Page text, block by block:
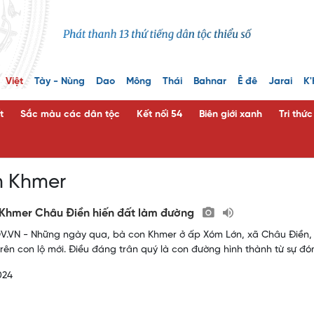
Việt Tày - Nùng Dao Mông Thái Bahnar Ê đê Jarai
Sắc màu các dân tộc Kết nối 54 Biên giới xanh Tri
Khmer
Châu Điền hiến đất làm đường
- Những ngày qua, bà con Khmer ở ấp Xóm Lớn, xã Châu
con lộ mới. Điều đáng trân quý là con đường hình thành từ sự